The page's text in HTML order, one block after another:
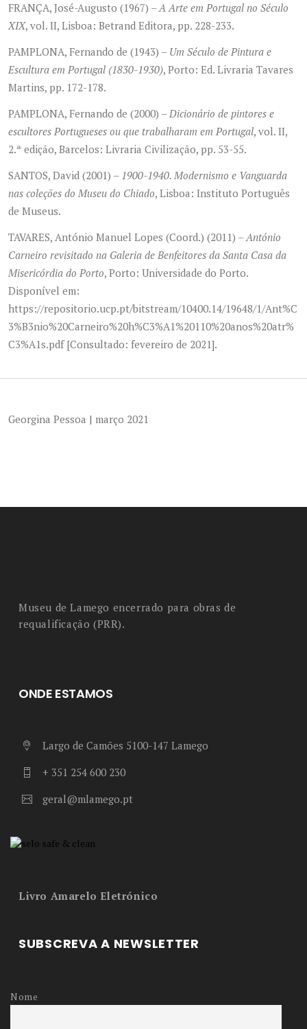
FRANÇA, José-Augusto (1967) –A Arte em Portugal no Século
XIX, vol. II, Lisboa: Betrand Editora, pp. 228-233.
PAMPLONA, Fernando de (1943) – Um Século de Pintura e
Escultura em Portugal (1830-1930), Porto: Ed. Livraria Tavares
Martins, pp. 172-178.
PAMPLONA, Fernando de (2000) –Dicionário de pintores e
escultores Portugueses ou que trabalharam em Portugal, vol. II,
2.ª edição, Barcelos: Livraria Civilização, pp. 53-55.
SANTOS, David (2001) – 1900-1940. Modernismo e Vanguarda
nas coleções do Museu do Chiado, Lisboa: Instituto Português
de Museus.
TAVARES, António Manuel Lopes (Coord.) (2011) –António
Carneiro revisitado na Galeria de Benfeitores da Santa Casa da
Misericórdia do Porto, Porto: Universidade do Porto.
Disponível em:
https://repositorio.ucp.pt/bitstream/10400.14/19648/1/Ant%C
3%B3nio%20Carneiro%20h%C3%A1%20110%20anos%20atr%
C3%A1s.pdf [Consultado: fevereiro de 2021].
Georgina Pessoa | março 2021
Museu de Lamego encerrado para obras de
requalificação (PRR).
ONDE ESTAMOS
Largo de Camões 5100-147 Lamego
+ 351 254 600 230
geral@mlamego.pt
Livro Amarelo Eletrónico
SUBSCREVA A NEWSLETTER
Nome